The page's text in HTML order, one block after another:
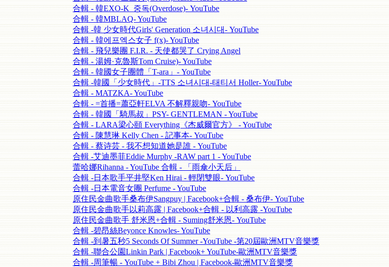
合輯 - 韓EXO-K_중독(Overdose)- YouTube
合輯 - 韓MBLAQ- YouTube
合輯 -韓 少女時代Girls' Generation 소녀시대- YouTube
合輯 - 韓에프엑스女子 f(x)- YouTube
合輯 - 飛兒樂團 F.I.R. - 天使都哭了 Crying Angel
合輯 - 湯姆·克魯斯Tom Cruise)- YouTube
合輯 - 韓國女子團體「T-ara」- YouTube
合輯 -韓國「少女時代」-TTS 소녀시대-태티서 Holler- YouTube
合輯 - MATZKA- YouTube
合輯 - =首播=蕭亞軒ELVA 不解釋親吻- YouTube
合輯 - 韓國「騎馬叔」PSY- GENTLEMAN - YouTube
合輯 - LARA梁心頤 Everything《杰威爾官方》 - YouTube
合輯 - 陳慧琳 Kelly Chen - 記事本- YouTube
合輯 - 蔡诗芸 - 我不想知道她是誰 - YouTube
合輯 -艾迪墨菲Eddie Murphy -RAW part 1 - YouTube
蕾哈娜Rihanna - YouTube 合輯 - 「雨傘小天后」
合輯 -日本歌手平井堅Ken Hirai - 輕閉雙眼- YouTube
合輯 -日本電音女團 Perfume - YouTube
原住民金曲歌手桑布伊Sangpuy | Facebook+合輯 - 桑布伊- YouTube
原住民金曲歌手以莉高露 | Facebook+合輯 - 以利高露 -YouTube
原住民金曲歌手 舒米恩+合輯 - Suming舒米恩- YouTube
合輯 -碧昂絲Beyonce Knowles- YouTube
合輯 -到暑五秒5 Seconds Of Summer -YouTube -第20屆歐洲MTV音樂獎
合輯 -聯合公園Linkin Park | Facebook+ YouTube-歐洲MTV音樂獎
合輯 -周筆暢 - YouTube + Bibi Zhou | Facebook-歐洲MTV音樂獎